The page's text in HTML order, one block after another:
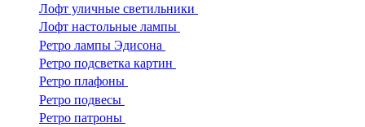
Лофт уличные светильники
Лофт настольные лампы
Ретро лампы Эдисона
Ретро подсветка картин
Ретро плафоны
Ретро подвесы
Ретро патроны